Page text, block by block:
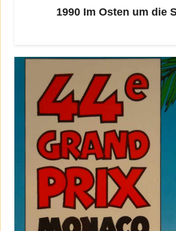
1990 Im Osten um die